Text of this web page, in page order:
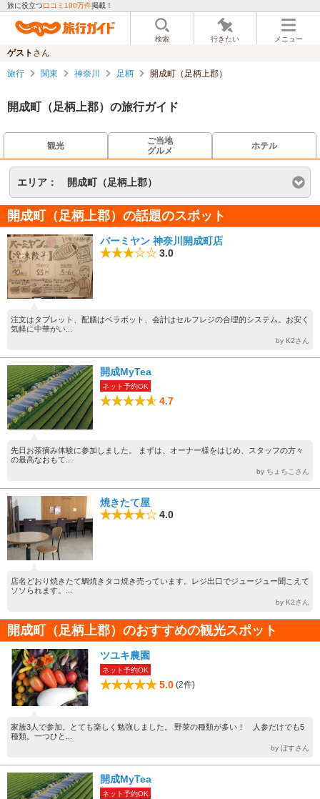
旅に役立つ口コミ100万件掲載！
検索 行きたい メニュー
ゲスト さん
旅行 関東 神奈川 足柄 開成町（足柄上郡）
開成町（足柄上郡）の旅行ガイド
観光
ご当地
グルメ
ホテル
エリア： 開成町（足柄上郡）
開成町（足柄上郡）の話題のスポット
バーミヤン 神奈川開成町店
3.0
注文はタブレット、配膳はベラボット、会計はセルフレジの合理的システム。お安く
気軽に中華がい...
by K2さん
開成MyTea
ネット予約OK
4.7
先日お茶摘み体験に参加しました。 まずは、オーナー様をはじめ、スタッフの方々
の最高なおもて...
by ちょちこさん
焼きたて屋
4.0
店名どおり焼きたて鯛焼きタコ焼き売っています。レジ出口でジュージュー聞こえて
ソソられます。...
by K2さん
開成町（足柄上郡）のおすすめの観光スポット
ツユキ農園
ネット予約OK
5.0 (2件)
家族3人で参加。とても楽しく勉強しました。 野菜の種類が多い！ 人参だけでも5
種類。一つひと...
by ぼすさん
開成MyTea
ネット予約OK